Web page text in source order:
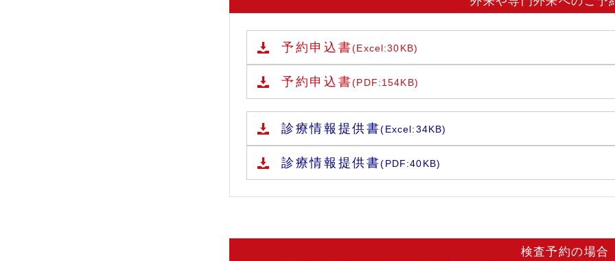
予約申込書(Excel:30KB)
予約申込書(PDF:154KB)
診療情報提供書(Excel:34KB)
診療情報提供書(PDF:40KB)
検査予約の場合